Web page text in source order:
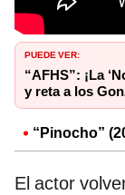
PUEDE VER:
“AFHS”: ¡La
y reta a los
“Pinocho”
El actor